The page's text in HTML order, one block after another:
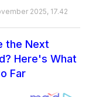
2025, 17.42
the Next
Here's What
Far